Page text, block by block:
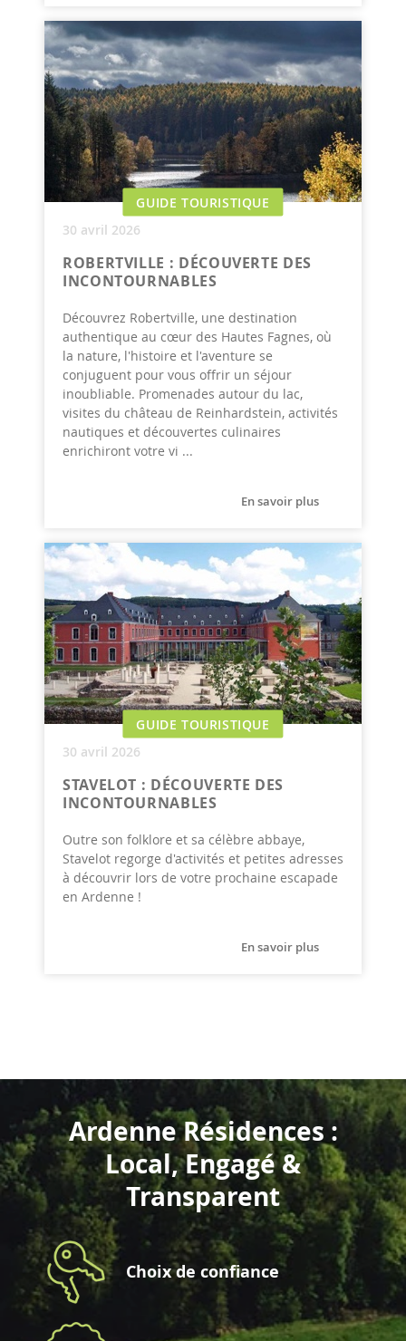
GUIDE TOURISTIQUE
30 avril 2026
ROBERTVILLE : DÉCOUVERTE DES
INCONTOURNABLES
Découvrez Robertville, une destination
authentique au cœur des Hautes Fagnes, où
la nature, l'histoire et l'aventure se
conjuguent pour vous offrir un séjour
inoubliable. Promenades autour du lac,
visites du château de Reinhardstein, activités
nautiques et découvertes culinaires
enrichiront votre vi ...
En savoir plus
GUIDE TOURISTIQUE
30 avril 2026
STAVELOT : DÉCOUVERTE DES
INCONTOURNABLES
Outre son folklore et sa célèbre abbaye,
Stavelot regorge d'activités et petites adresses
à découvrir lors de votre prochaine escapade
en Ardenne !
En savoir plus
Ardenne Résidences :
Local, Engagé &
Transparent
Choix de confiance